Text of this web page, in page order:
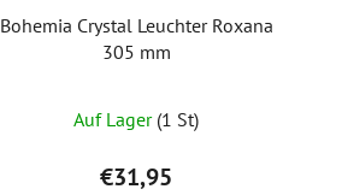
Bohemia Crystal Leuchter Roxana
305 mm
Auf Lager (1 St)
€31,95